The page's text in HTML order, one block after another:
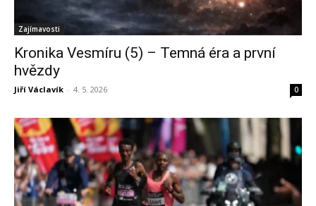
Zajímavosti
Kronika Vesmíru (5) – Temná éra a první
hvězdy
Jiří Václavík - 4. 5. 2026 0